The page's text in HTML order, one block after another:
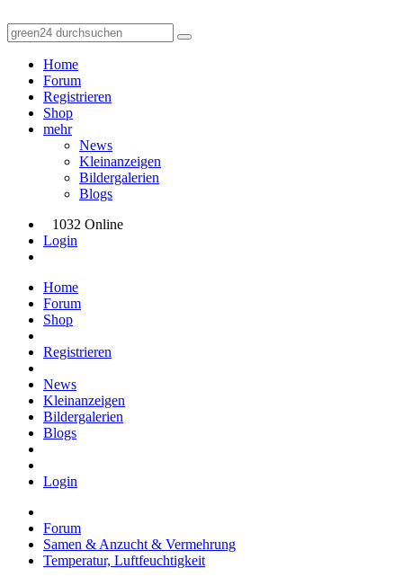
Home
Forum
Registrieren
Shop
mehr
News
Kleinanzeigen
Bildergalerien
Blogs
1032 Online
Login
Home
Forum
Shop
Registrieren
News
Kleinanzeigen
Bildergalerien
Blogs
Login
Forum
Samen & Anzucht & Vermehrung
Temperatur, Luftfeuchtigkeit